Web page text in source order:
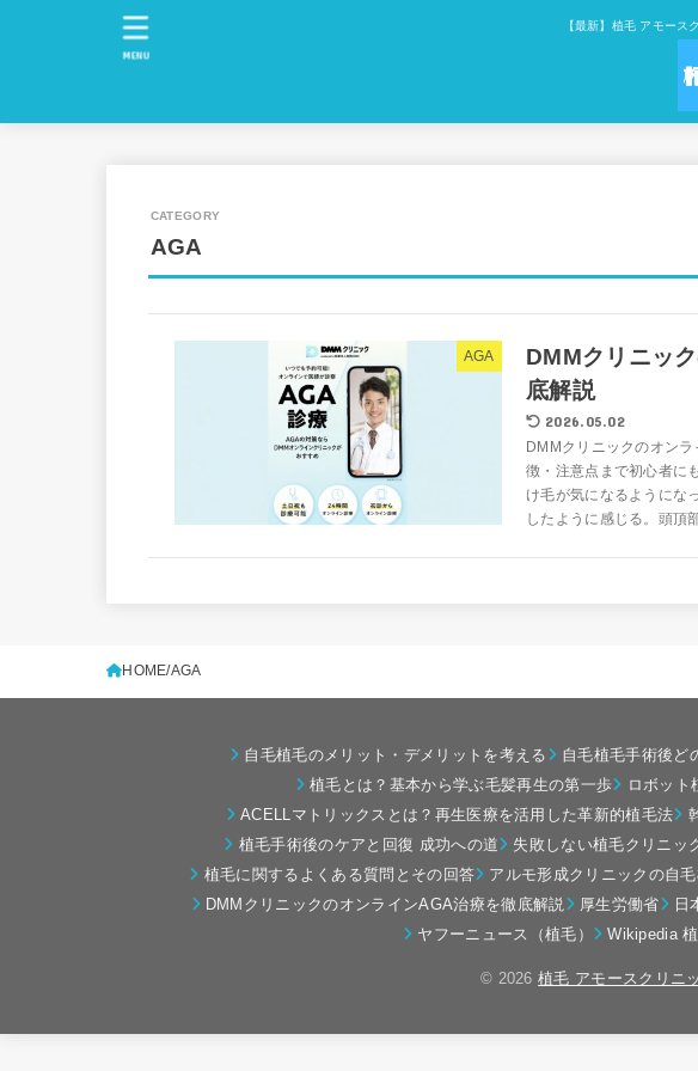
【最新】植毛 アモース
MENU
AGA
AGA
DMMクリニッ
底解説
2026.05.02
DMMクリニックのオン
徴・注意点まで初心者に
け毛が気になるようにな
したように感じる。頭頂
HOME AGA
自毛植毛のメリット・デメリットを考える 自毛植毛手術後ど
植毛とは？基本から学ぶ毛髪再生の第一歩
ロボット
ACELLマトリックスとは？再生医療を活用した革新的植毛法
植毛手術後のケアと回復 成功への道
失敗しない植毛クリニッ
植毛に関するよくある質問とその回答
アルモ形成クリニックの自
DMMクリニックのオンラインAGA治療を徹底解説
厚生労働省 日
ヤフーニュース（植毛）
Wikipedia
© 2026植毛 アモースクリニ